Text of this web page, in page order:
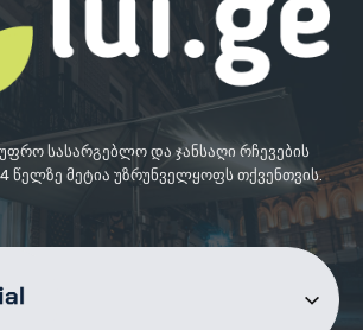
სასარგებლო და ჯანსაღი რჩევების
წელზე მეტია უზრუნველყოფს თქვენთვის.